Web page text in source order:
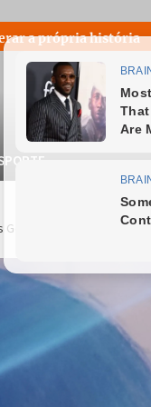
Disputa
Gerais em histórias e